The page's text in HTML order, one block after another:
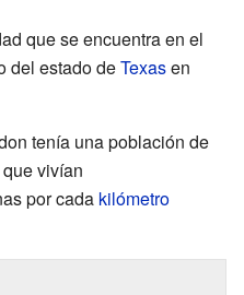
que se encuentra en el
del estado deTexasen
tenía una población de
vivían
por cada kilómetro